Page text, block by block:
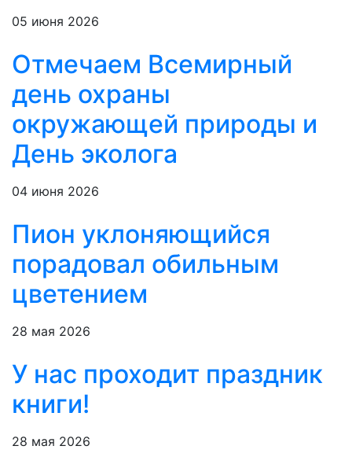
05 июня 2026
Отмечаем Всемирный
день охраны
окружающей природы и
День эколога
04 июня 2026
Пион уклоняющийся
порадовал обильным
цветением
28 мая 2026
У нас проходит праздник
книги!
28 мая 2026